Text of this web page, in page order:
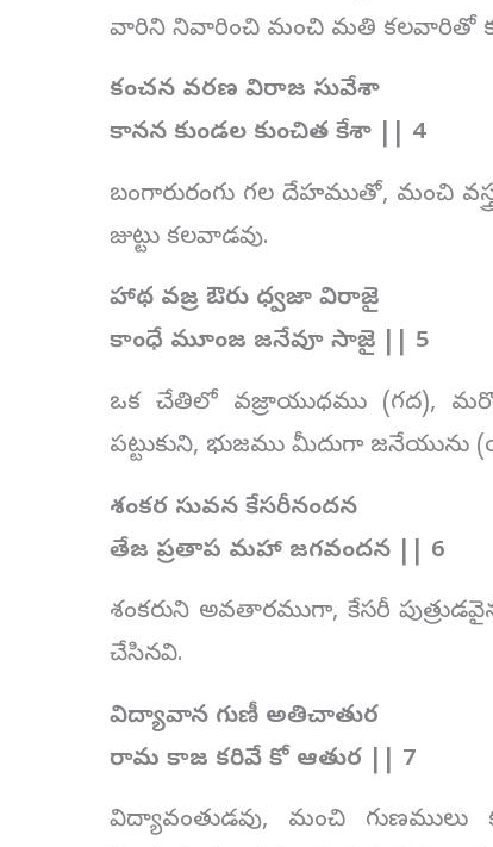
వారిని నివారించి మంచి మతి కలవారితో
కంచన వరణ విరాజ సువేశా
కానన కుండల కుంచిత కేశా || 4
బంగారురంగు గల దేహముతో, మంచి
జుట్టు కలవాడవు.
హాథ వజ్ర ఔరు ధ్వజా విరాజై
కాంధే మూంజ జనేవూ సాజై || 5
ఒక చేతిలో వజ్రాయుధము (గద),
పట్టుకుని, భుజము మీదుగా
శంకర సువన కేసరీనందన
తేజ ప్రతాప మహా జగవందన || 6
శంకరుని అవతారముగా, కేసరీ
చేసినవి.
విద్యావాన గుణీ అతిచాతుర
రామ కాజ కరివే కో ఆతుర || 7
విద్యావంతుడవు, మంచి